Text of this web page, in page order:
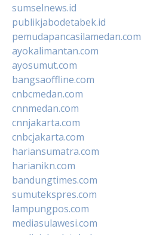
sumselnews.id
publikjabodetabek.id
pemudapancasilamedan.com
ayokalimantan.com
ayosumut.com
bangsaoffline.com
cnbcmedan.com
cnnmedan.com
cnnjakarta.com
cnbcjakarta.com
hariansumatra.com
harianikn.com
bandungtimes.com
sumutekspres.com
lampungpos.com
mediasulawesi.com